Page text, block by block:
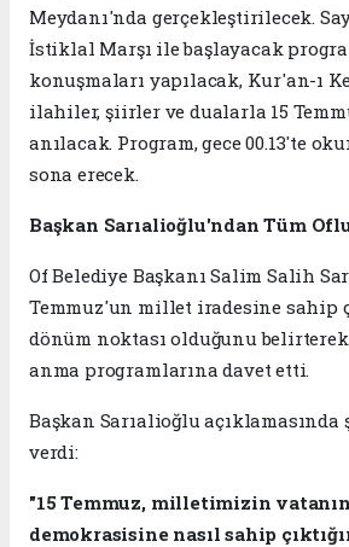
Meydanı'nda gerçekleştirilecek.
İstiklal Marşı ile başlayacak
konuşmaları yapılacak, Kur'an-ı
ilahiler, şiirler ve dualarla 15
anılacak. Program, gece 00.13'te
sona erecek.
Başkan Sarıalioğlu'ndan Tüm
Of Belediye Başkanı Salim Salih
Temmuz'un millet iradesine sahip
dönüm noktası olduğunu
anma programlarına davet etti.
Başkan Sarıalioğlu açıklamasında
verdi:
"15 Temmuz, milletimizin
demokrasisine nasıl sahip